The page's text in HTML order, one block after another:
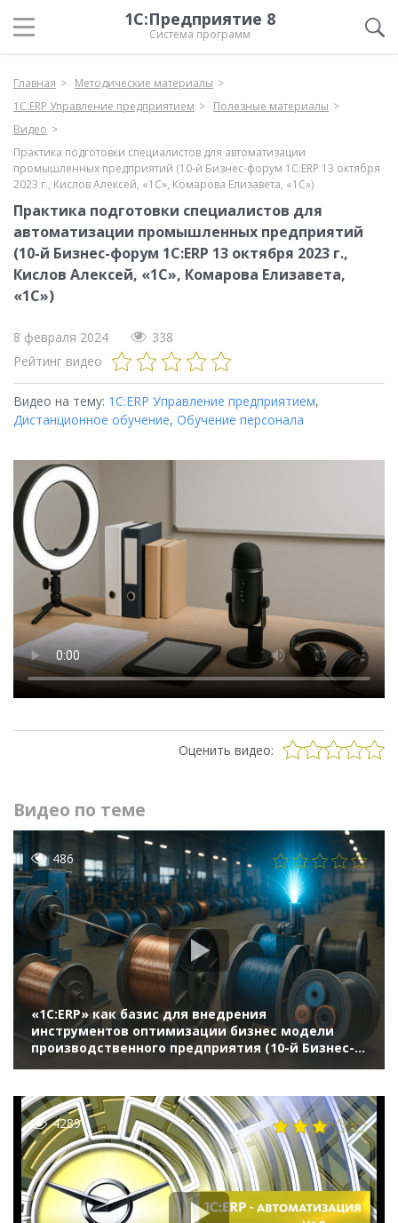
1С:Предприятие 8
Система программ
Главная
Методические материалы
1С:ERP Управление предприятием
Полезные материалы
Видео
Практика подготовки специалистов для автоматизации
промышленных предприятий (10-й Бизнес-форум 1С:ERP 13 октября
2023 г., Кислов Алексей, «1С», Комарова Елизавета, «1С»)
Практика подготовки специалистов для
автоматизации промышленных предприятий
(10-й Бизнес-форум 1С:ERP 13 октября 2023 г.,
Кислов Алексей, «1С», Комарова Елизавета,
«1С»)
8 февраля 2024
338
Рейтинг видео
Видео на тему: 1С:ERP Управление предприятием,
Дистанционное обучение, Обучение персонала
Оценить видео:
Видео по теме
486
«1С:ERP» как базис для внедрения
инструментов оптимизации бизнес модели
производственного предприятия (10-й Бизнес-
4289